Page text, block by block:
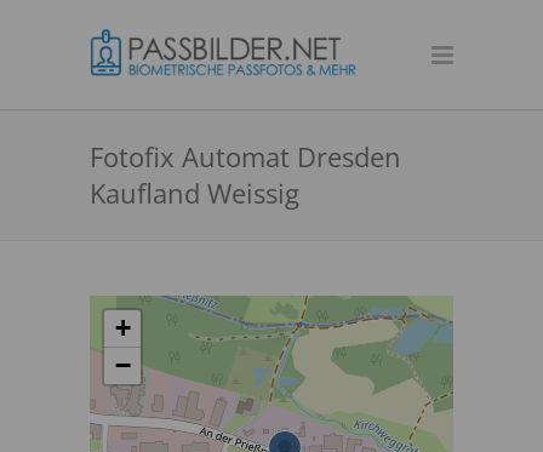
Fotofix Automat Dresden
Kaufland Weissig
+
−